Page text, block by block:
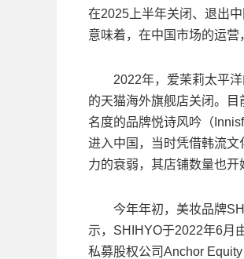
在2025上半年关闭、退出
意味着，在中国市场的运营
2022年，爱茉莉太平洋
的天猫海外旗舰店关闭。
名度的品牌悦诗风吟（
进入中国，当时凭借韩流
力的衰弱，其店铺数量也开
今年年初，美妆品牌
示，SHIHYO于2022年6月
私募股权公司Anchor